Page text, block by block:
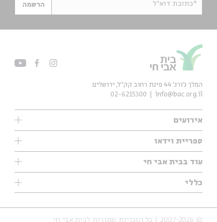
*כתובת דוא"ל הרשמה
אירועים
עיון
אנגלית
נוער
סדרות
ספריית וידאו
ילדים
מוזיקה
עיון
מיוחדים
עוד בבית אבי חי
תערוכות
מיוחדים
כללי
אודות
הצהרת נגישות
המלך ג'ורג' 44 פינת רחוב קק״ל, ירושלים
info@bac.org.il
02-6215300
© 2007-2026 | כל הזכויות שמורות לבית אבי חי